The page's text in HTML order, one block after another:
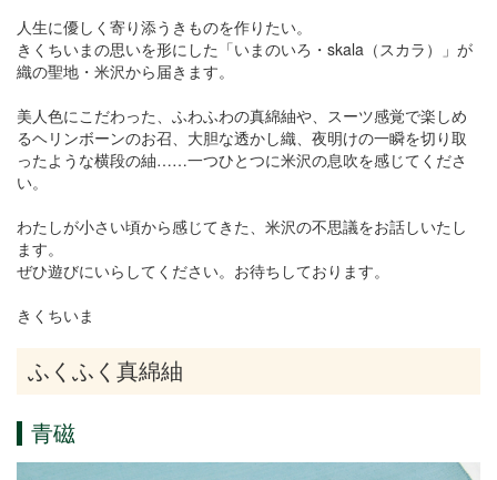
人生に優しく寄り添うきものを作りたい。
きくちいまの思いを形にした「いまのいろ・skala（スカラ）」が
織の聖地・米沢から届きます。
美人色にこだわった、ふわふわの真綿紬や、スーツ感覚で楽しめ
るヘリンボーンのお召、大胆な透かし織、夜明けの一瞬を切り取
ったような横段の紬……一つひとつに米沢の息吹を感じてくださ
い。
わたしが小さい頃から感じてきた、米沢の不思議をお話しいたし
ます。
ぜひ遊びにいらしてください。お待ちしております。
きくちいま
ふくふく真綿紬
青磁